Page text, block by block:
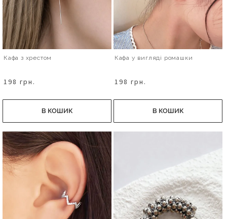
Кафа з хрестом
198 грн.
В КОШИК
Кафа у вигляді ромашки
198 грн.
В КОШИК